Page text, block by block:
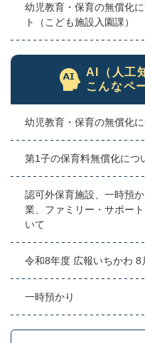
幼児教育・保育の無償化
ト（こども施設入園課）
AI（人工
こんなペ
幼児教育・保育の無償化
第1子の保育料無償化につ
認可外保育施設、一時預
業、ファミリー・サポー
いて
令和8年度 広報いちかわ 8
一時預かり